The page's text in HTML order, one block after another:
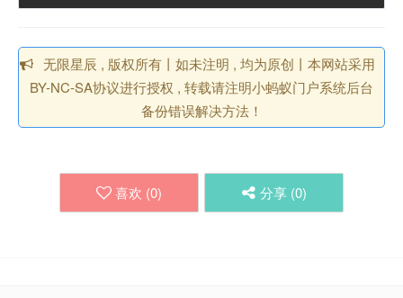
无限星辰 , 版权所有丨如未注明 , 均为原创丨本网站采用
BY-NC-SA协议进行授权 , 转载请注明小蚂蚁门户系统后台
备份错误解决方法！
喜欢 (0) 分享 (0)